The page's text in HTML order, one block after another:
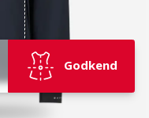
Godkend